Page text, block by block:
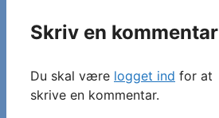
Skriv en kommentar
Du skal være logget ind for at
skrive en kommentar.